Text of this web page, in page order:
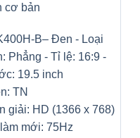
cơ bản
B– Đen - Loại
Phẳng - Tỉ lệ: 16:9 -
19.5 inch
TN
giải: HD (1366 x 768)
mới: 75Hz